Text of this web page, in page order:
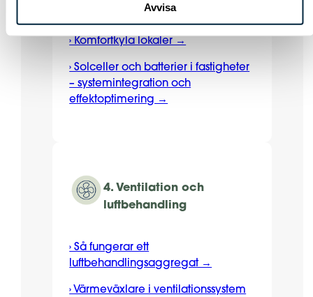
Avvisa
› Styrenheter fastigheter →
› Komfortkyla lokaler →
› Solceller och batterier i fastigheter
– systemintegration och
effektoptimering →
4. Ventilation och
luftbehandling
› Så fungerar ett
luftbehandlingsaggregat →
› Värmeväxlare i ventilationssystem